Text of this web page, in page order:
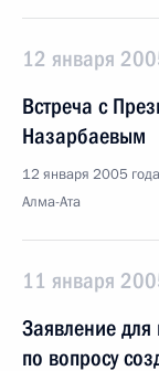
12 января
Встреча с
Назарбаевым
12 января 2005
Алма-Ата
11 января
Заявление
по вопросу